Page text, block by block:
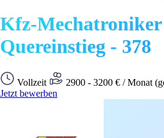
Kfz-
Quereinstieg - 378
Vollzeit 2900 - 3200 € / Monat
Jetzt bewerben